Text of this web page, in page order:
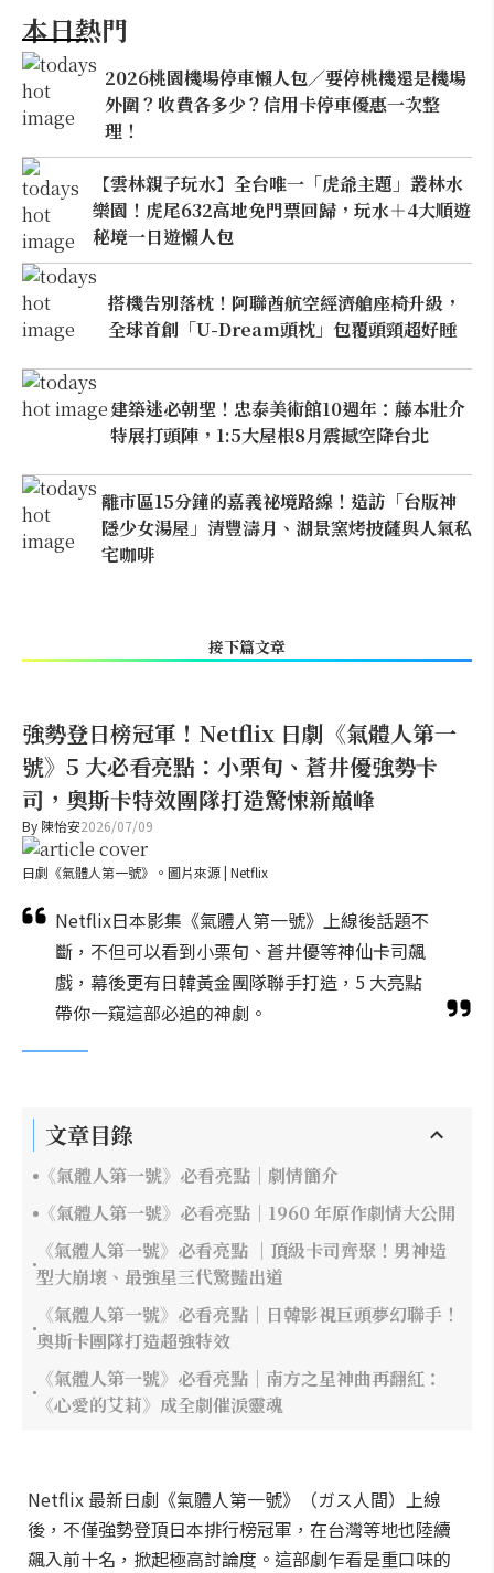
本日熱門
2026桃園機場停車懶人包／要停桃機還是機場
外圍？收費各多少？信用卡停車優惠一次整
理！
【雲林親子玩水】全台唯一「虎爺主題」叢林水
樂園！虎尾632高地免門票回歸，玩水＋4大順遊
秘境一日遊懶人包
搭機告別落枕！阿聯酋航空經濟艙座椅升級，
全球首創「U-Dream頭枕」包覆頭頸超好睡
建築迷必朝聖！忠泰美術館10週年：藤本壯介
特展打頭陣，1:5大屋根8月震撼空降台北
離市區15分鐘的嘉義祕境路線！造訪「台版神
隱少女湯屋」清豐濤月、湖景窯烤披薩與人氣私
宅咖啡
接下篇文章
強勢登日榜冠軍！Netflix 日劇《氣體人第一
號》5 大必看亮點：小栗旬、蒼井優強勢卡
司，奧斯卡特效團隊打造驚悚新巔峰
By 陳怡安2026/07/09
日劇《氣體人第一號》。圖片來源 | Netflix
Netflix日本影集《氣體人第一號》上線後話題不
斷，不但可以看到小栗旬、蒼井優等神仙卡司飆
戲，幕後更有日韓黃金團隊聯手打造，5 大亮點
帶你一窺這部必追的神劇。
文章目錄
《氣體人第一號》必看亮點｜劇情簡介
《氣體人第一號》必看亮點｜1960 年原作劇情大公開
《氣體人第一號》必看亮點 ｜頂級卡司齊聚！男神造
型大崩壞、最強星三代驚豔出道
《氣體人第一號》必看亮點｜日韓影視巨頭夢幻聯手！
奧斯卡團隊打造超強特效
《氣體人第一號》必看亮點｜南方之星神曲再翻紅：
《心愛的艾莉》成全劇催淚靈魂
Netflix 最新日劇《氣體人第一號》（ガス人間）上線
後，不僅強勢登頂日本排行榜冠軍，在台灣等地也陸續
飆入前十名，掀起極高討論度。這部劇乍看是重口味的